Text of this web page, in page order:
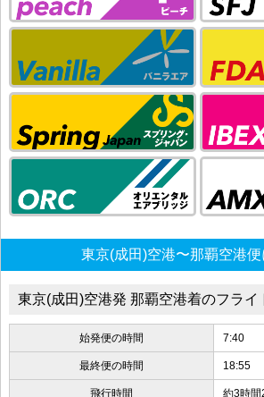
東京(成田)空港〜那覇空港便
東京(成田)空港発 那覇空港着のフライ
始発便の時間 7:40
最終便の時間 18:55
飛行時間 約3時間